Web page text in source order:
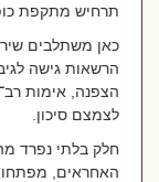
תרחיש מתקפת
כאן משתלבים
הרשאות גישה
הצפנה, אימות
לצמצם סיכון.
חלק בלתי נפרד
האחראים, מפתחות